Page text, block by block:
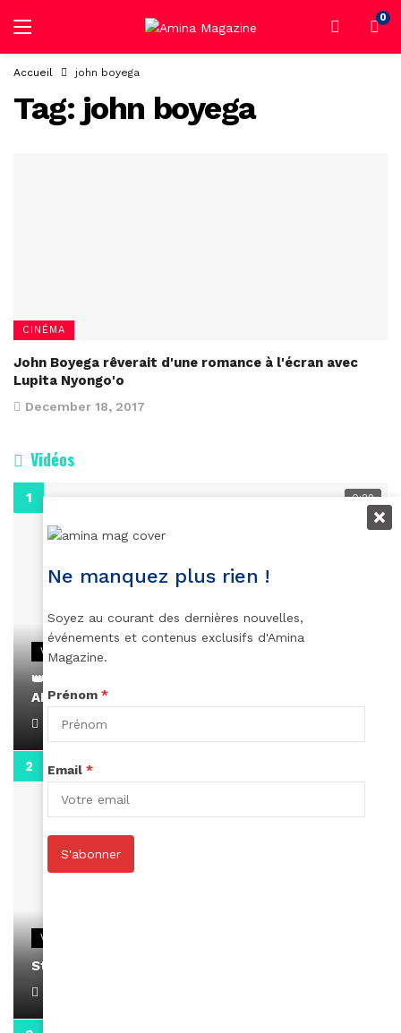
0
Accueil john boyega
Tag: john boyega
CINÉMA
John Boyega rêverait d'une romance à l'écran avec
Lupita Nyongo'o
December 18, 2017
Vidéos
0:29
VIDEOS
👑 Remerciements à Ayden pour son message sur
AMINA, le Magazine de la Femme
April 1, 2022
VIDEOS
Stacy passe un message
Ne manquez plus rien !
Soyez au courant des dernières nouvelles,
événements et contenus exclusifs d'Amina
Magazine.
Prénom *
Email *
S'abonner